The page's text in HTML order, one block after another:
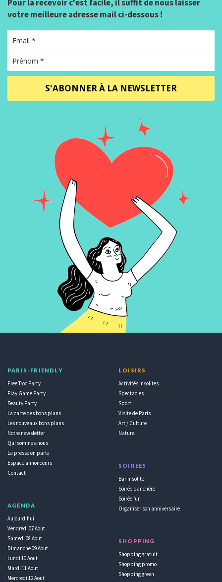
Pour la recevoir c'est facile, il suffit de nous laisser
votre meilleure adresse mail ci-dessous !
S'ABONNER À LA NEWSLETTER
PARIS-FRIENDLY
Free Troc Party
Play Game Party
Beauty Party
La carte des bons plans
Les nouveaux bons plans
Notre newsletter
Qui sommes-nous
La presse en parle
Espace annonceurs
Contact
AGENDA
Aujourd'hui
Vendredi 07 Aout
Samedi 08 Aout
Dimanche 09 Aout
Lundi 10 Aout
Mardi 11 Aout
Mercredi 12 Aout
LOISIRS
Activités insolites
Spectacles
Sport
Visite de Paris
Art / Culture
Nature
SOIRÉES
Bar insolite
Soirée par chère
Soirée fun
Organiser son anniversaire
SHOPPING
Shopping gratuit
Shopping promo
Shopping green